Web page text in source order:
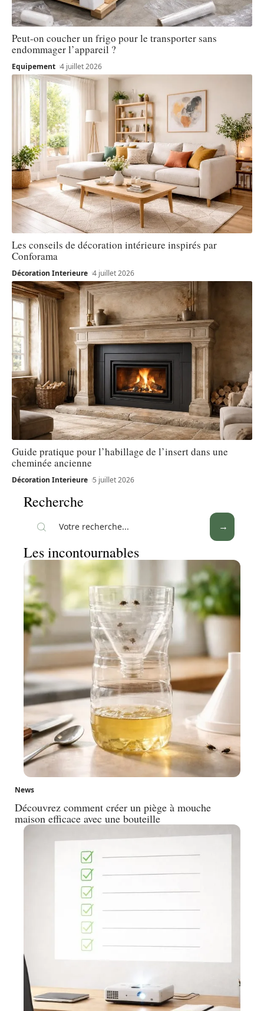
Peut-on coucher un frigo pour le transporter sans
endommager l’appareil ?
Equipement 4 juillet 2026
Les conseils de décoration intérieure inspirés par
Conforama
Décoration Interieure 4 juillet 2026
Guide pratique pour l’habillage de l’insert dans une
cheminée ancienne
Décoration Interieure 5 juillet 2026
Recherche
Les incontournables
News
Découvrez comment créer un piège à mouche
maison efficace avec une bouteille